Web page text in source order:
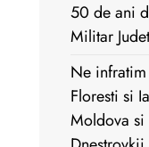
50 de ani
Militar
Ne
Floresti si
Moldova si